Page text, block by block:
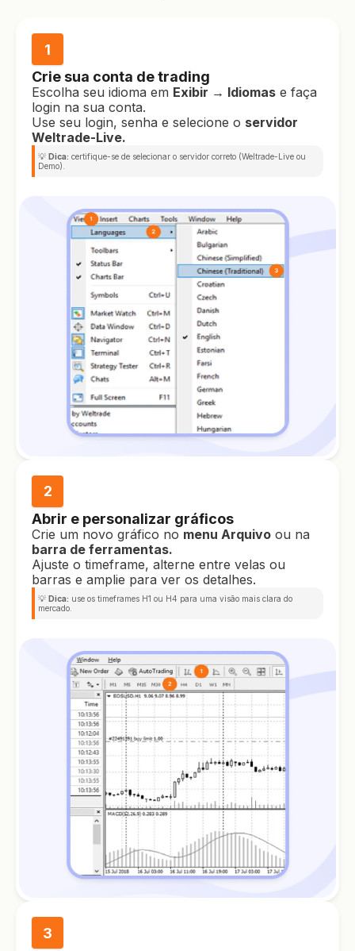
1
Crie sua conta de trading
Escolha seu idioma em Exibir → Idiomas e faça
login na sua conta.
Use seu login, senha e selecione o servidor
Weltrade-Live.
💡 Dica: certifique-se de selecionar o servidor correto (Weltrade-Live ou
Demo).
2
Abrir e personalizar gráficos
Crie um novo gráfico no menu Arquivo ou na
barra de ferramentas.
Ajuste o timeframe, alterne entre velas ou
barras e amplie para ver os detalhes.
💡 Dica: use os timeframes H1 ou H4 para uma visão mais clara do
mercado.
3